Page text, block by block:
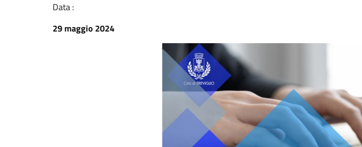
Data :
29 maggio 2024